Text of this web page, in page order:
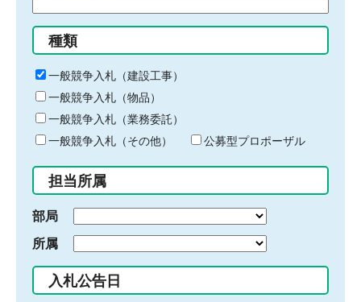
る
キ
ー
ワ
ー
ド
入
力
種類
一般競争入札（建設工事）
一般競争入札（物品）
一般競争入札（業務委託）
一般競争入札（その他）
公募型プロポーザル
担当所属
部局
所属
入札公告日